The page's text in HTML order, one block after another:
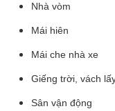
Nhà vòm
Mái hiên
Mái che nhà xe
Giếng trời, vách
Sân vận động